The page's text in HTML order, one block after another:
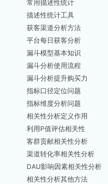
常用描述性统计
描述性统计工具
获客渠道分析方法
平台每日获客分析
漏斗模型基本知识
漏斗分析使用流程
漏斗分析提升购买力
指标口径定位问题
指标维度分析问题
相关性分析定义作用
利用P值评估相关性
客群贡献相关性分析
渠道转化率相关性分析
DAU影响因素相关性分析
相关性分析其他方法